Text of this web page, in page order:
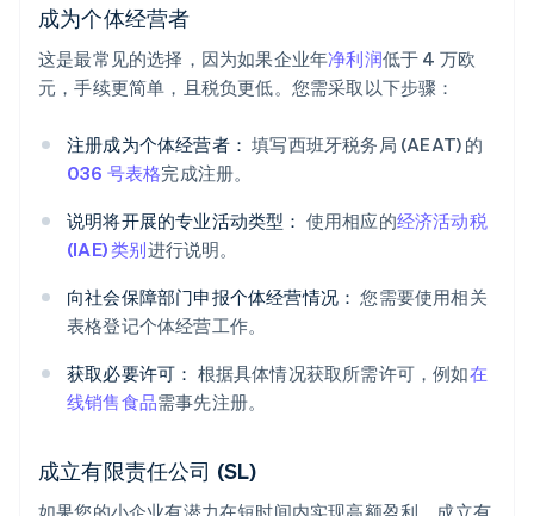
成为个体经营者
这是最常见的选择，因为如果企业年净利润低于 4 万欧
元，手续更简单，且税负更低。您需采取以下步骤：
注册成为个体经营者： 填写西班牙税务局 (AEAT) 的
036 号表格完成注册。
说明将开展的专业活动类型： 使用相应的经济活动税
(IAE) 类别进行说明。
向社会保障部门申报个体经营情况： 您需要使用相关
表格登记个体经营工作。
获取必要许可： 根据具体情况获取所需许可，例如在
线销售食品需事先注册。
成立有限责任公司 (SL)